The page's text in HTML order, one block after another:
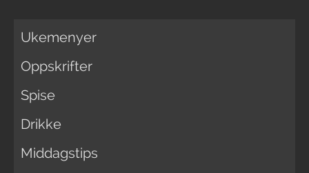
Ukemenyer
Oppskrifter
Spise
Drikke
Middagstips